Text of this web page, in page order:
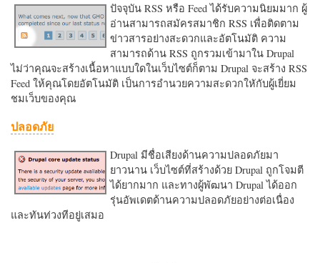
ปัจจุบัน RSS หรือ Feed ได้รับความนิยมมาก ผู้
อ่านสามารถสมัครสมาชิก RSS เพื่อติดตาม
ข่าวสารอย่างสะดวกและอัตโนมัติ ความ
สามารถด้าน RSS ถูกรวมเข้ามาใน Drupal
ไม่ว่าคุณจะสร้างเนื้อหาแบบใดในเว็บไซต์ก็ตาม Drupal จะสร้าง RSS
Feed ให้คุณโดยอัตโนมัติ เป็นการอำนวยความสะดวกใหักับผู้เยี่ยม
ชมเว็บของคุณ
ปลอดภัย
Drupal มีชื่อเสียงด้านความปลอดภัยมา
ยาวนาน เว็บไซต์ที่สร้างด้วย Drupal ถูกโจมตี
ได้ยากมาก และทางผู้พัฒนา Drupal ได้ออก
รุ่นอัพเดตด้านความปลอดภัยอย่างต่อเนื่อง
และทันท่วงทีอยู่เสมอ